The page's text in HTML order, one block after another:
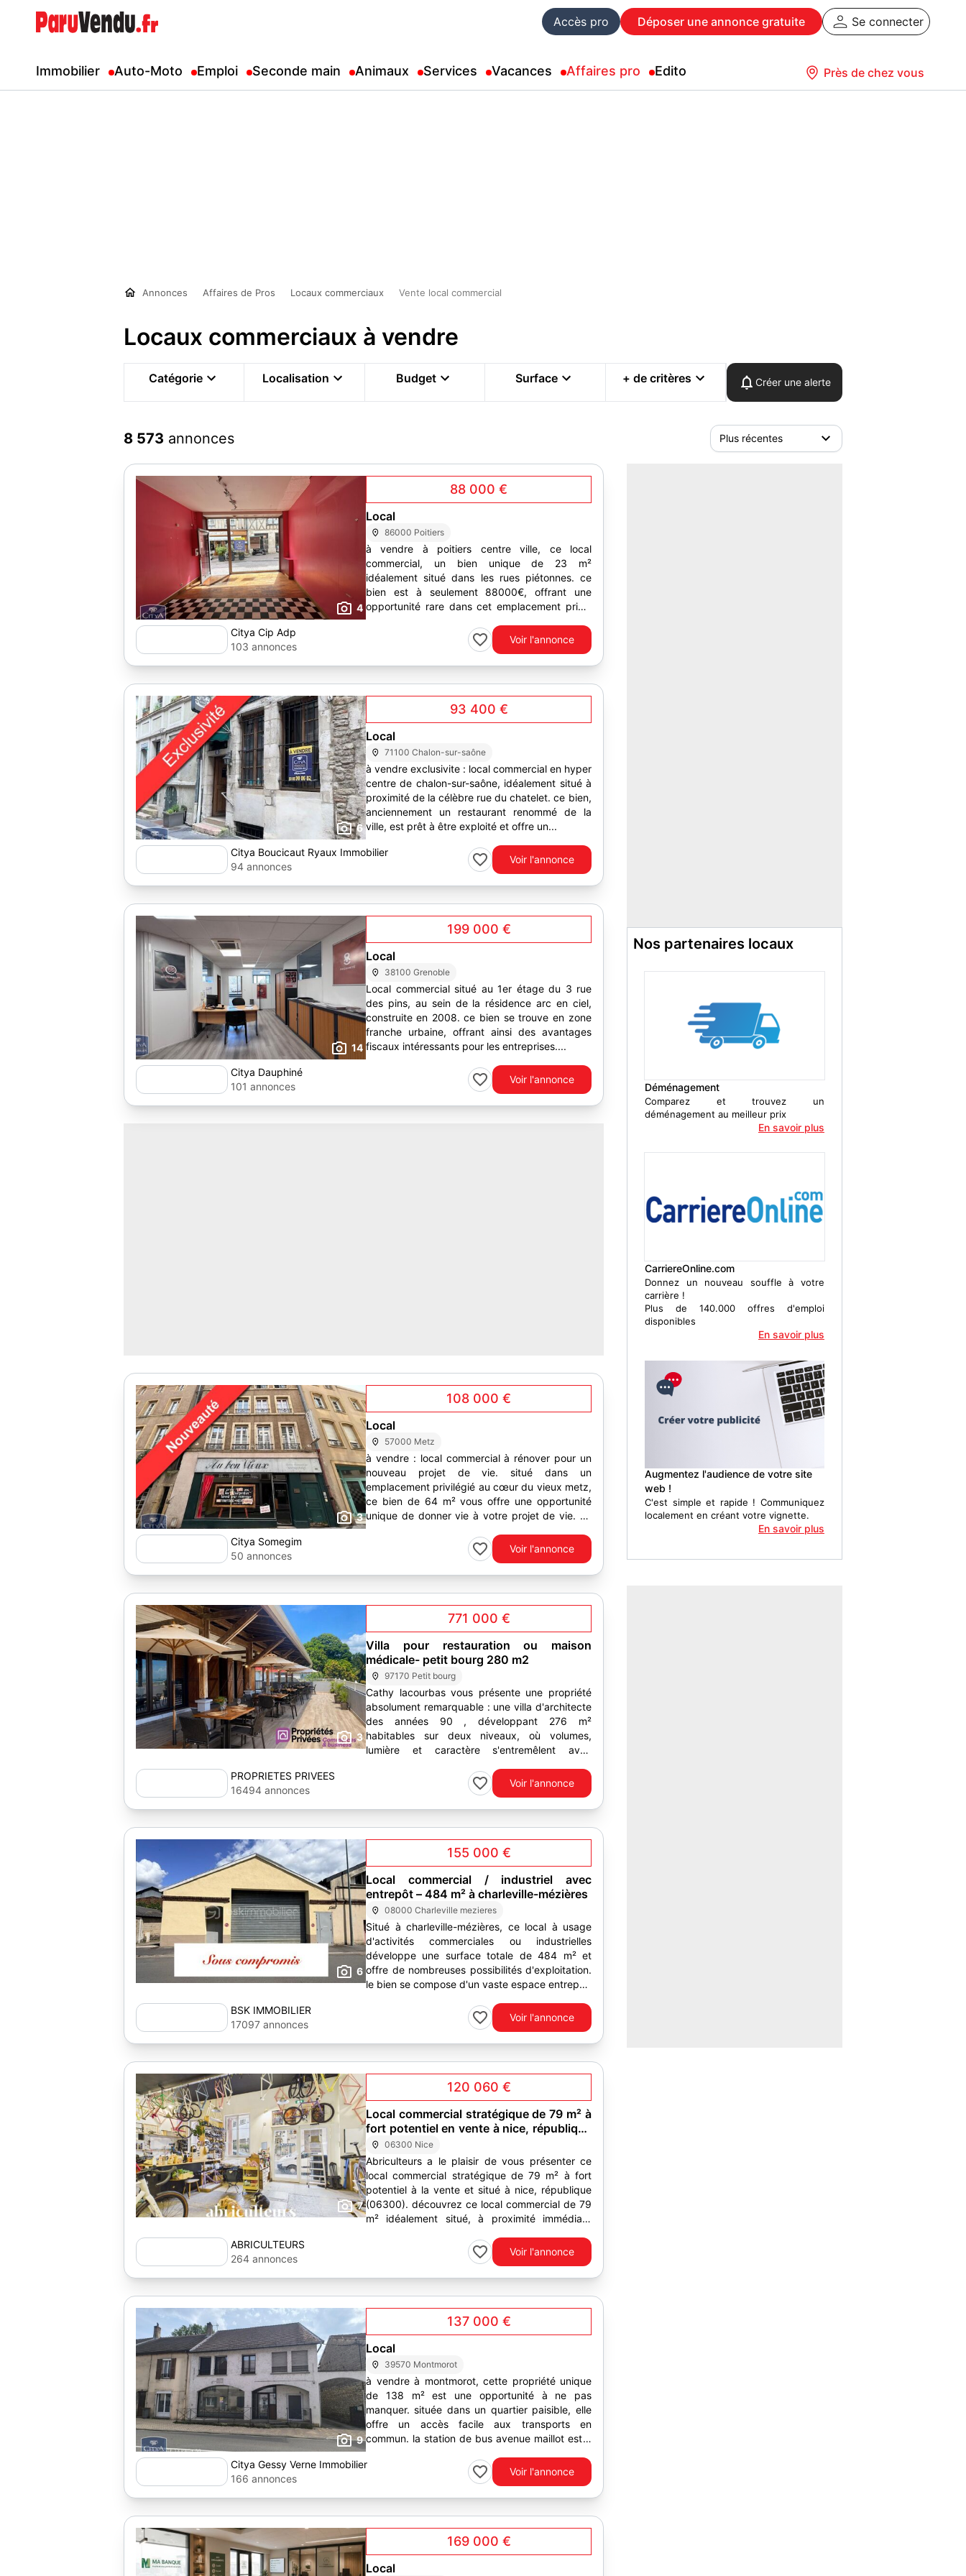
Accès pro Déposer une annonce gratuite Se connecter
Immobilier Auto-Moto Emploi Seconde main Animaux Services Vacances Affaires pro Edito Près de chez vous
Annonces Affaires de Pros Locaux commerciaux Vente local commercial
Locaux commerciaux à vendre
Catégorie Localisation Budget Surface + de critères Créer une alerte
8 573 annonces
4
88 000 €
Local
86000 Poitiers
à vendre à poitiers centre ville, ce local
commercial, un bien unique de 23 m²
idéalement situé dans les rues piétonnes. ce
bien est à seulement 88000€, offrant une
opportunité rare dans cet emplacement prisé.
Citya Cip Adp
103 annonces
Voir l'annonce
6
93 400 €
Local
71100 Chalon-sur-saône
à vendre exclusivite : local commercial en hyper
centre de chalon-sur-saône, idéalement situé à
proximité de la célèbre rue du chatelet. ce bien,
anciennement un restaurant renommé de la
ville, est prêt à être exploité et offre un...
Citya Boucicaut Ryaux Immobilier
94 annonces
Voir l'annonce
14
199 000 €
Local
38100 Grenoble
Local commercial situé au 1er étage du 3 rue
des pins, au sein de la résidence arc en ciel,
construite en 2008. ce bien se trouve en zone
franche urbaine, offrant ainsi des avantages
fiscaux intéressants pour les entreprises....
Citya Dauphiné
101 annonces
Voir l'annonce
3
108 000 €
Local
57000 Metz
à vendre : local commercial à rénover pour un
nouveau projet de vie. situé dans un
emplacement privilégié au cœur du vieux metz,
ce bien de 64 m² vous offre une opportunité
unique de donner vie à votre projet de vie. ce
Citya Somegim
50 annonces
Voir l'annonce
3
771 000 €
Villa pour restauration ou maison
médicale- petit bourg 280 m2
97170 Petit bourg
Cathy lacourbas vous présente une propriété
absolument remarquable : une villa d'architecte
des années 90 , développant 276 m²
habitables sur deux niveaux, où volumes,
lumière et caractère s'entremêlent avec
PROPRIETES PRIVEES
16494 annonces
Voir l'annonce
6
155 000 €
Local commercial / industriel avec
entrepôt – 484 m² à charleville-mézières
08000 Charleville mezieres
Situé à charleville-mézières, ce local à usage
d'activités commerciales ou industrielles
développe une surface totale de 484 m² et
offre de nombreuses possibilités d'exploitation.
le bien se compose d'un vaste espace entrepôt,
BSK IMMOBILIER
17097 annonces
Voir l'annonce
7
120 060 €
Local commercial stratégique de 79 m² à
fort potentiel en vente à nice, république
(06300)
06300 Nice
Abriculteurs a le plaisir de vous présenter ce
local commercial stratégique de 79 m² à fort
potentiel à la vente et situé à nice, république
(06300). découvrez ce local commercial de 79
m² idéalement situé, à proximité immédiate
ABRICULTEURS
264 annonces
Voir l'annonce
9
137 000 €
Local
39570 Montmorot
à vendre à montmorot, cette propriété unique
de 138 m² est une opportunité à ne pas
manquer. située dans un quartier paisible, elle
offre un accès facile aux transports en
commun. la station de bus avenue maillot est à
Citya Gessy Verne Immobilier
166 annonces
Voir l'annonce
169 000 €
Local
Nos partenaires locaux
Déménagement
Comparez et trouvez un
déménagement au meilleur prix
En savoir plus
CarriereOnline.com
Donnez un nouveau souffle à votre
carrière !
Plus de 140.000 offres d'emploi
disponibles
En savoir plus
Augmentez l'audience de votre site
web !
C'est simple et rapide ! Communiquez
localement en créant votre vignette.
En savoir plus